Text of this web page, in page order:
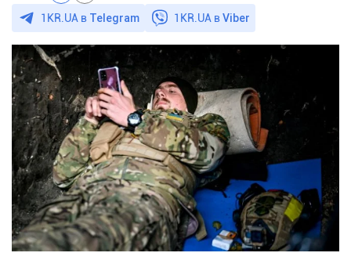
1KR.UA в Telegram 1KR.UA вViber